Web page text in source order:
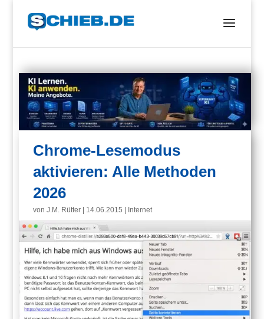
Chrome-Lesemodus
aktivieren: Alle Methoden
2026
vonJ.M. Rütter 14.06.2015 Internet